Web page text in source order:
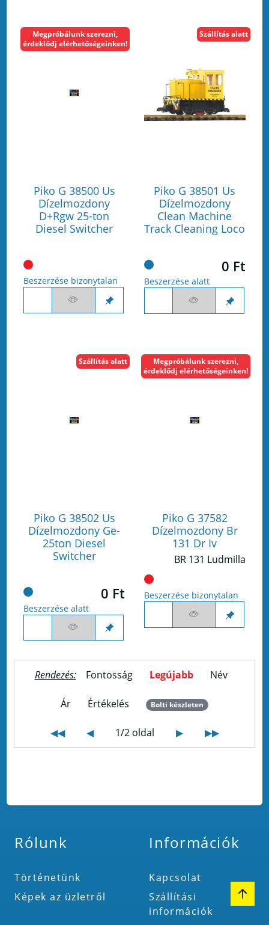
Piko G 38500 Us
Dízelmozdony
D+Rgw 25-ton
Diesel Switcher
Megpróbálunk szerezni,
érdeklődj elérhetőségeinken!
Beszerzése bizonytalan
Piko G 38501 Us
Dízelmozdony
Clean Machine
Track Cleaning Loco
Szállítás alatt
0 Ft
Beszerzése alatt
Piko G 38502 Us
Dízelmozdony Ge-
25ton Diesel
Switcher
Szállítás alatt
0 Ft
Beszerzése alatt
Piko G 37582
Dízelmozdony Br
131 Dr Iv
BR 131 Ludmilla
Megpróbálunk szerezni,
érdeklődj elérhetőségeinken!
Beszerzése bizonytalan
Rendezés: Fontosság Legújabb Név
Ár Értékelés Bolti készleten
◀◀ ◀ 1/2 oldal ▶ ▶▶
Rólunk
Történetünk
Képek az üzletről
Információk
Kapcsolat
Szállítási
információk